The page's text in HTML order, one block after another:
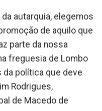
autarquia, elegemos
de aquilo que
parte da nossa
freguesia de Lombo
política que deve
Rodrigues,
de Macedo de